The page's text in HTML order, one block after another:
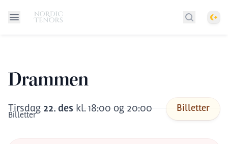
Søk etter
Drammen
Tirsdag 22.des kl.18:00 og 20:00 Billetter
Billetter